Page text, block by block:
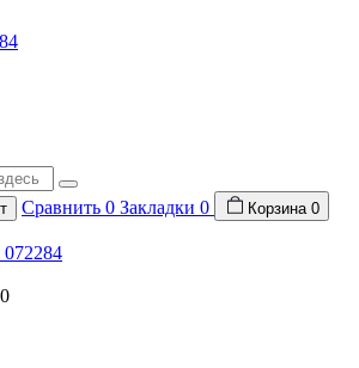
Сравнить 0 Закладки 0 Корзина 0